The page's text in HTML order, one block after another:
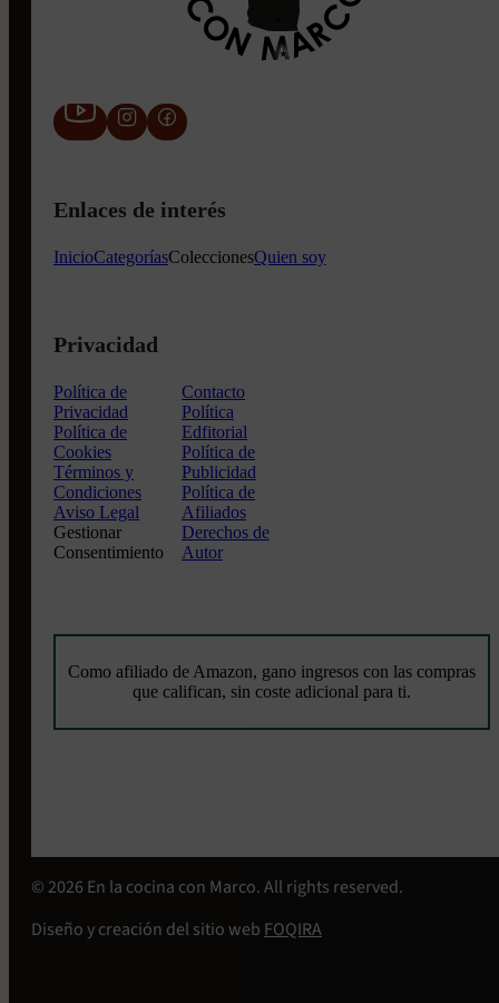
Enlaces de interés
InicioCategoríasColeccionesQuien soy
Privacidad
Política de
Privacidad
Política de
Cookies
Términos y
Condiciones
Aviso Legal
Gestionar
Consentimiento
Contacto
Política
Edfitorial
Política de
Publicidad
Política de
Afiliados
Derechos de
Autor
Como afiliado de Amazon, gano ingresos con las compras
que califican, sin coste adicional para ti.
© 2026 En la cocina con Marco. All rights reserved.
Diseño y creación del sitio web FOQIRA